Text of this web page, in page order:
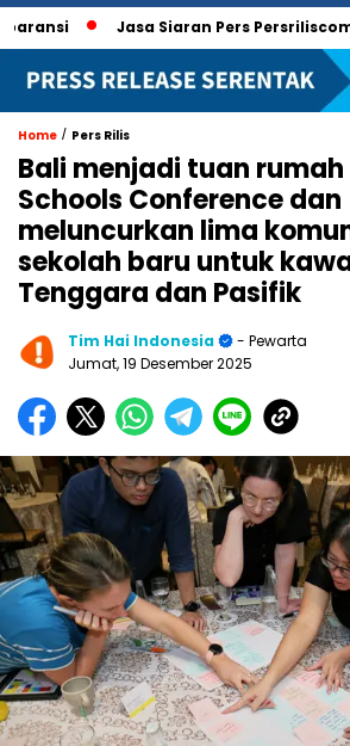
Jasa Siaran Pers Persriliscom Melayani
Home / Pers Rilis
Bali menjadi tuan
Schools Conference dan
meluncurkan lima
sekolah baru untuk
Tenggara dan Pasifik
Tim Hai Indonesia
- Pewarta
Jumat, 19 Desember 2025